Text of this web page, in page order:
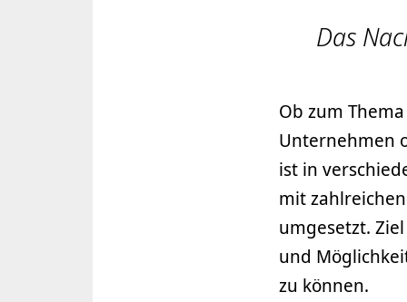
Das
Ob zum
Unternehmen
ist in
mit
umgesetzt.
und
zu können.